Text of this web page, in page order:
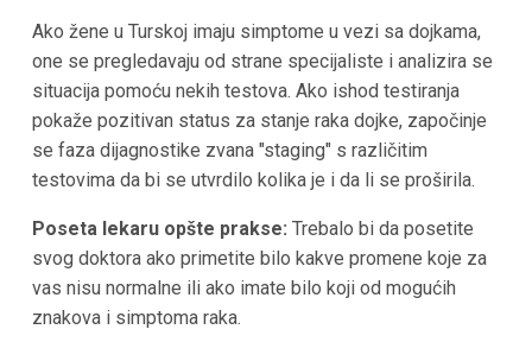
Ako žene u Turskoj imaju simptome u vezi sa dojkama,
one se pregledavaju od strane specijaliste i analizira se
situacija pomoću nekih testova. Ako ishod testiranja
pokaže pozitivan status za stanje raka dojke, započinje
se faza dijagnostike zvana "staging" s različitim
testovima da bi se utvrdilo kolika je i da li se proširila.
Poseta lekaru opšte prakse: Trebalo bi da posetite
svog doktora ako primetite bilo kakve promene koje za
vas nisu normalne ili ako imate bilo koji od mogućih
znakova i simptoma raka.